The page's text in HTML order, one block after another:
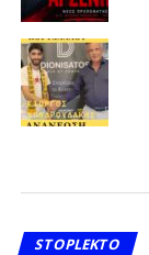
STOPLEKTO